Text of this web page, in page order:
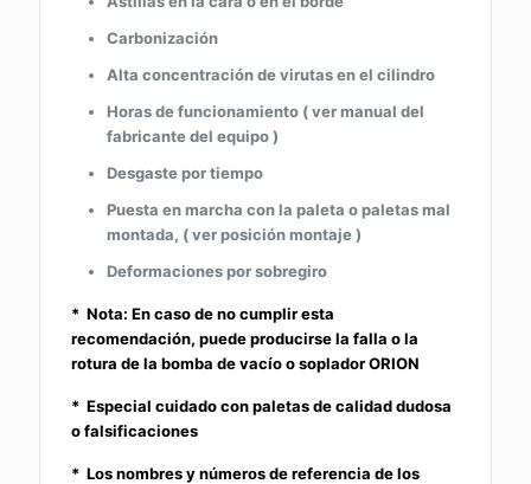
Carbonización
Alta concentración de virutas en el cilindro
Horas de funcionamiento ( ver manual del
fabricante del equipo )
Desgaste por tiempo
Puesta en marcha con la paleta o paletas mal
montada, ( ver posición montaje )
Deformaciones por sobregiro
* Nota: En caso de no cumplir esta
recomendación, puede producirse la falla o la
rotura de la bomba de vacío o soplador ORION
* Especial cuidado con paletas de calidad dudosa
o falsificaciones
* Los nombres y números de referencia de los